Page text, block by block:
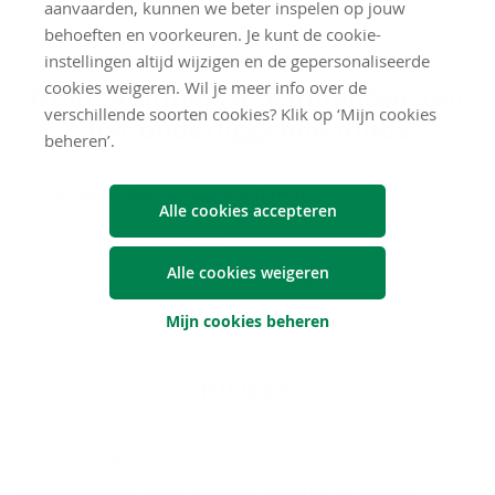
aanvaarden, kunnen we beter inspelen op jouw
behoeften en voorkeuren. Je kunt de cookie-
instellingen altijd wijzigen en de gepersonaliseerde
cookies weigeren. Wil je meer info over de
verschillende soorten cookies? Klik op ‘Mijn cookies
beheren’.
Alle cookies accepteren
Alle cookies weigeren
Mijn cookies beheren
Duur­zaam­heids­do­cu­men­ten van
het on­der­lig­gen­de fonds
Al­ge­me­ne duur­zaam­heids­in­for­ma­tie
In­f­o­fi­che duur­zaam­heid
Pe­ri­o­die­ke rap­por­te­ring duur­zaam­heids­be­leid